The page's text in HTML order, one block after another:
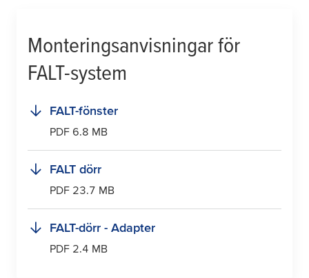
Monteringsanvisningar för
FALT-system
FALT-fönster
PDF 6.8 MB
FALT dörr
PDF 23.7 MB
FALT-dörr - Adapter
PDF 2.4 MB